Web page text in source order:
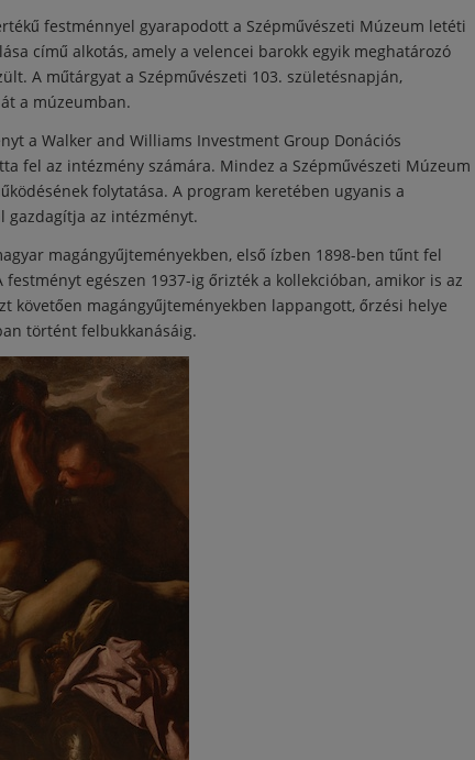
festménnyel gyarapodott a Szépművészeti Múzeum letéti
című alkotás, amely a velencei barokk egyik meghatározó
A műtárgyat a Szépművészeti 103. születésnapján,
a múzeumban.
a Walker and Williams Investment Group Donációs
fel az intézmény számára. Mindez a Szépművészeti Múzeum
folytatása. A program keretében ugyanis a
gazdagítja az intézményt.
magángyűjteményekben, első ízben 1898-ben tűnt fel
egészen 1937-ig őrizték a kollekcióban, amikor is az
követően magángyűjteményekben lappangott, őrzési helye
történt felbukkanásáig.